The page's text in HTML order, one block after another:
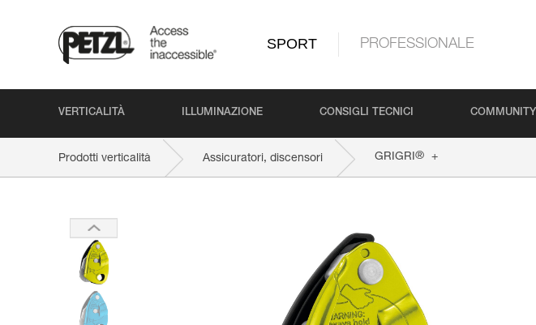
SPORT PROFESSIONALE
VERTICALITÀ ILLUMINAZIONE CONSIGLI TECNICI COMMUNITY
Prodotti verticalità Assicuratori, discensori GRIGRI® +